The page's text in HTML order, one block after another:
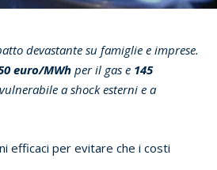
devastante su famiglie e imprese.
euro/MWhper il gas e 145
a shock esterni e a
efficaci per evitare che i costi